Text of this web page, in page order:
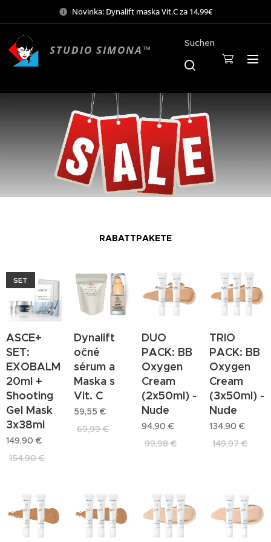
Novinka: Dynalift maska Vit.C za 14,99€
STUDIO SIMONA™ Suchen
RABATTPAKETE
ASCE+
SET:
EXOBALM
20ml +
Shooting
Gel Mask
3x38ml
SET
149,90 €
154,90€
Dynalift
očné
sérum a
Maska s
Vit. C
59,55 €
69,99€
DUO
PACK: BB
Oxygen
Cream
(2x50ml) -
Nude
94,90 €
99,98€
TRIO
PACK: BB
Oxygen
Cream
(3x50ml) -
Nude
134,90 €
149,97€